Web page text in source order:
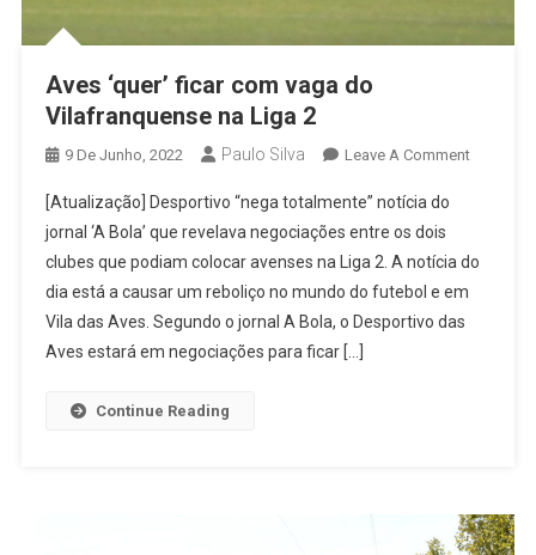
Aves ‘quer’ ficar com vaga do
Vilafranquense na Liga 2
9 De Junho, 2022 Paulo Silva Leave A CommentOn
Com
[Atualização] Desportivo “nega totalmente” notícia do
jornal ‘A Bola’ que revelava negociações entre os dois
clubes que podiam colocar avenses na Liga 2. A notícia do
dia está a causar um reboliço no mundo do futebol e em
Vila das Aves. Segundo o jornal A Bola, o Desportivo das
Aves estará em negociações para ficar […]
Continue Reading